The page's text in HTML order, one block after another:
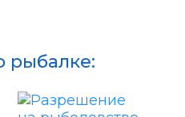
рыбалке: